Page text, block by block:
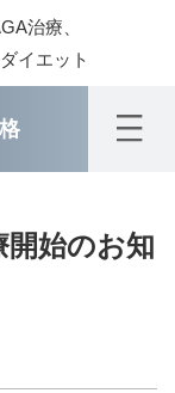
治療、
イエット
開始のお知